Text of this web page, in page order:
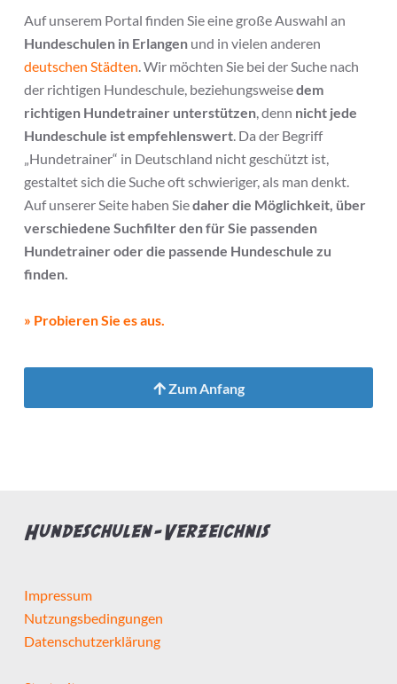
Auf unserem Portal finden Sie eine große Auswahl an
Hundeschulen in Erlangenund in vielen anderen
deutschen Städten . Wir möchten Sie bei der Suche nach
der richtigen Hundeschule, beziehungsweisedem
richtigen Hundetrainer unterstützen, denn nicht jede
Hundeschule ist empfehlenswert. Da der Begriff
„Hundetrainer“ in Deutschland nicht geschützt ist,
gestaltet sich die Suche oft schwieriger, als man denkt.
Auf unserer Seite haben Siedaher die Möglichkeit, über
verschiedene Suchfilter den für Sie passenden
Hundetrainer oder die passende Hundeschule zu
finden.
» Probieren Sie es aus.
Zum Anfang
Hundeschulen-Verzeichnis
Impressum
Nutzungsbedingungen
Datenschutzerklärung